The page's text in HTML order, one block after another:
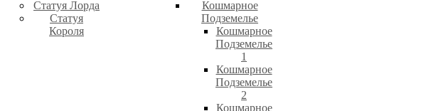
Статуя Лорда
Статуя
Короля
Кошмарное
Подземелье
Кошмарное
Подземелье
1
Кошмарное
Подземелье
2
Кошмарное